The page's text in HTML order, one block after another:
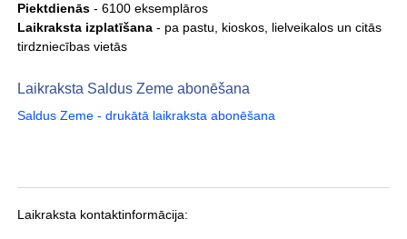
Piektdienās- 6100 eksemplāros
Laikraksta izplatīšana- pa pastu, kioskos, lielveikalos un citās
tirdzniecības vietās
Laikraksta Saldus Zeme abonēšana
Saldus Zeme - drukātā laikraksta abonēšana
Laikraksta kontaktinformācija: